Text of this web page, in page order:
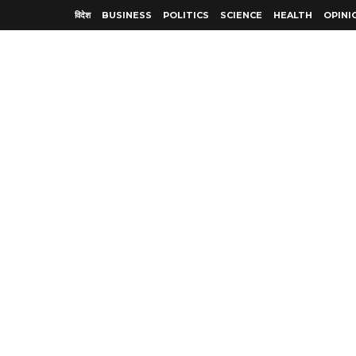
विदेश BUSINESS POLITICS SCIENCE HEALTH